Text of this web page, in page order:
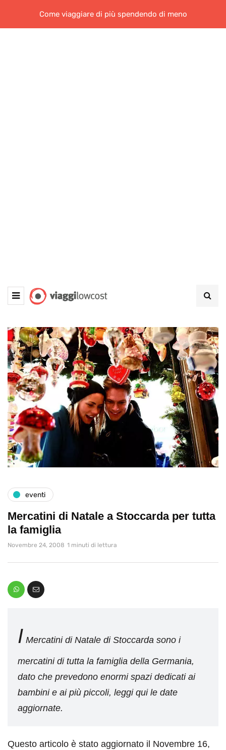
Come viaggiare di più spendendo di meno
eventi
Mercatini di Natale a Stoccarda per tutta
la famiglia
Novembre 24, 2008 1 minuti di lettura
I Mercatini di Natale di Stoccarda sono i
mercatini di tutta la famiglia della Germania,
dato che prevedono enormi spazi dedicati ai
bambini e ai più piccoli, leggi qui le date
aggiornate.
Questo articolo è stato aggiornato il Novembre 16,